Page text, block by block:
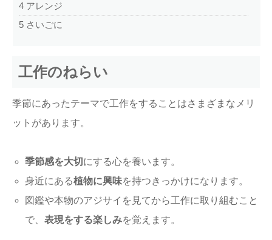
4 アレンジ
5 さいごに
工作のねらい
季節にあったテーマで工作をすることはさまざまなメリ
ットがあります。
季節感を大切 にする心を養います。
身近にある植物に興味を持つきっかけになります。
図鑑や本物のアジサイを見てから工作に取り組むこと
で、 表現をする楽しみを覚えます。